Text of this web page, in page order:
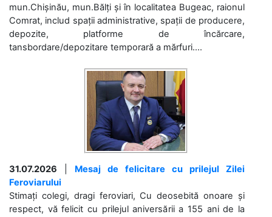
mun.Chișinău, mun.Bălți și în localitatea Bugeac, raionul
Comrat, includ spații administrative, spații de producere,
depozite, platforme de încărcare,
tansbordare/depozitare temporară a mărfuri....
31.07.2026
Mesaj de felicitare cu prilejul Zilei
Feroviarului
Stimați colegi, dragi feroviari, Cu deosebită onoare și
respect, vă felicit cu prilejul aniversării a 155 ani de la